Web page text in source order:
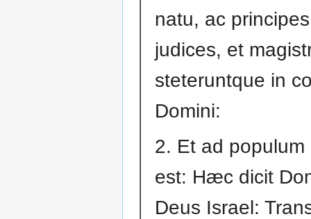
natu, ac
judices, et
steteruntque in
Domini:
2. Et ad populum
est: Hæc dicit
Deus Israel: